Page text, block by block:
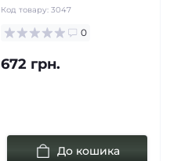
Код товару: 3047
0
672 грн.
До кошика